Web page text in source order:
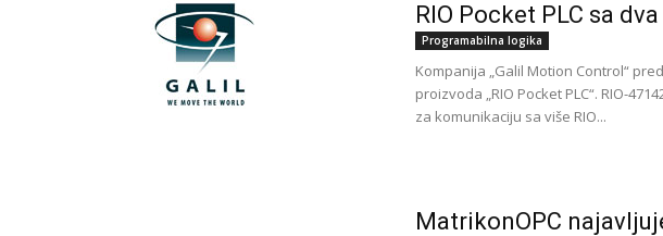
RIO Pocket PLC sa
Programabilna logika
Kompanija „Galil Motion Control“
proizvoda „RIO Pocket PLC“. RIO-
za komunikaciju sa više RIO...
MatrikonOPC